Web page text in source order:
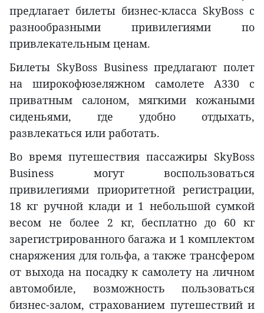
предлагает билеты бизнес-класса SkyBoss с
разнообразными привилегиями по
привлекательным ценам.
Билеты SkyBoss Business предлагают полет
на широкофюзеляжном самолете A330 с
приватным салоном, мягкими кожаными
сиденьями, где удобно отдыхать,
развлекаться или работать.
Во время путешествия пассажиры SkyBoss
Business могут воспользоваться
привилегиями приоритетной регистрации,
18 кг ручной клади и 1 небольшой сумкой
весом не более 2 кг, бесплатно до 60 кг
зарегистрированного багажа и 1 комплектом
снаряжения для гольфа, а также трансфером
от выхода на посадку к самолету на личном
автомобиле, возможность пользоваться
бизнес-залом, страхованием путешествий и